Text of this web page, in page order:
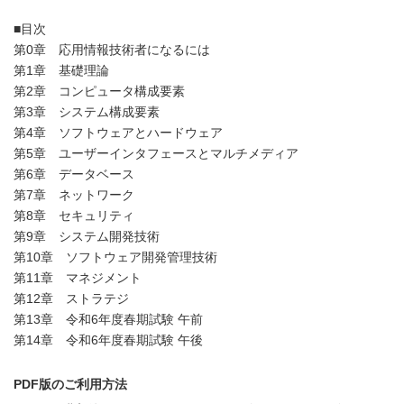
■目次
第0章 応用情報技術者になるには
第1章 基礎理論
第2章 コンピュータ構成要素
第3章 システム構成要素
第4章 ソフトウェアとハードウェア
第5章 ユーザーインタフェースとマルチメディア
第6章 データベース
第7章 ネットワーク
第8章 セキュリティ
第9章 システム開発技術
第10章 ソフトウェア開発管理技術
第11章 マネジメント
第12章 ストラテジ
第13章 令和6年度春期試験 午前
第14章 令和6年度春期試験 午後
PDF版のご利用方法